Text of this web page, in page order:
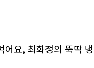
어요, 최화정의 뚝딱